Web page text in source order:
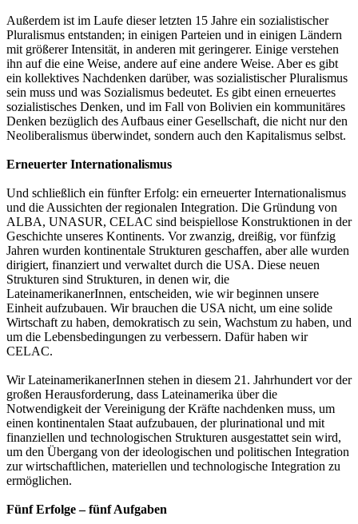
Außerdem ist im Laufe dieser letzten 15 Jahre ein sozialistischer
Pluralismus entstanden; in einigen Parteien und in einigen Ländern
mit größerer Intensität, in anderen mit geringerer. Einige verstehen
ihn auf die eine Weise, andere auf eine andere Weise. Aber es gibt
ein kollektives Nachdenken darüber, was sozialistischer Pluralismus
sein muss und was Sozialismus bedeutet. Es gibt einen erneuertes
sozialistisches Denken, und im Fall von Bolivien ein kommunitäres
Denken bezüglich des Aufbaus einer Gesellschaft, die nicht nur den
Neoliberalismus überwindet, sondern auch den Kapitalismus selbst.
Erneuerter Internationalismus
Und schließlich ein fünfter Erfolg: ein erneuerter Internationalismus
und die Aussichten der regionalen Integration. Die Gründung von
ALBA, UNASUR, CELAC sind beispiellose Konstruktionen in der
Geschichte unseres Kontinents. Vor zwanzig, dreißig, vor fünfzig
Jahren wurden kontinentale Strukturen geschaffen, aber alle wurden
dirigiert, finanziert und verwaltet durch die USA. Diese neuen
Strukturen sind Strukturen, in denen wir, die
LateinamerikanerInnen, entscheiden, wie wir beginnen unsere
Einheit aufzubauen. Wir brauchen die USA nicht, um eine solide
Wirtschaft zu haben, demokratisch zu sein, Wachstum zu haben, und
um die Lebensbedingungen zu verbessern. Dafür haben wir
CELAC.
Wir LateinamerikanerInnen stehen in diesem 21. Jahrhundert vor der
großen Herausforderung, dass Lateinamerika über die
Notwendigkeit der Vereinigung der Kräfte nachdenken muss, um
einen kontinentalen Staat aufzubauen, der plurinational und mit
finanziellen und technologischen Strukturen ausgestattet sein wird,
um den Übergang von der ideologischen und politischen Integration
zur wirtschaftlichen, materiellen und technologische Integration zu
ermöglichen.
Fünf Erfolge – fünf Aufgaben